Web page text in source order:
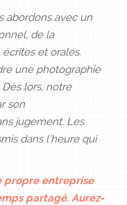
abordons avec un
de la
et orales.
une photographie
lors, notre
son
jugement. Les
dans l’heure qui
propre entreprise
partagé. Aurez-